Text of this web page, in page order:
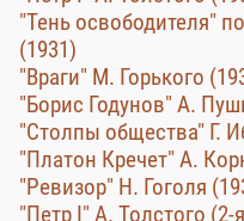
"Тень освободителя"
(1931)
"Враги" М. Горького
"Борис Годунов" А.
"Столпы общества" Г.
"Платон Кречет" А.
"Ревизор" Н. Гоголя
"Петр I" А. Толстого (2-